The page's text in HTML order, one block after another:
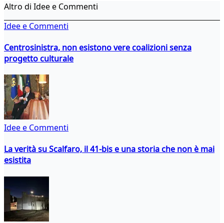
Altro di Idee e Commenti
Idee e Commenti
Centrosinistra, non esistono vere coalizioni senza
progetto culturale
Idee e Commenti
La verità su Scalfaro, il 41-bis e una storia che non è mai
esistita